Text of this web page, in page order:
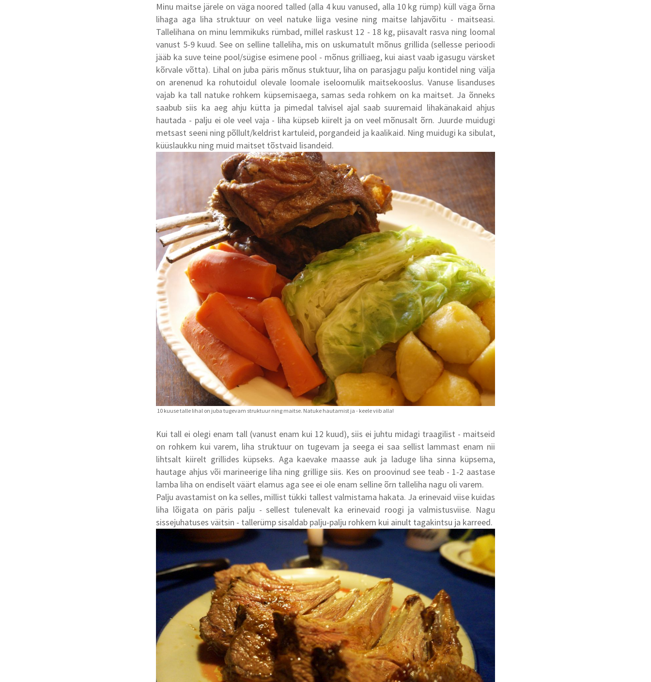
Minu maitse järele on väga noored talled (alla 4 kuu vanused, alla 10 kg rümp) küll väga õrna
lihaga aga liha struktuur on veel natuke liiga vesine ning maitse lahjavõitu - maitseasi.
Tallelihana on minu lemmikuks rümbad, millel raskust 12 - 18 kg, piisavalt rasva ning loomal
vanust 5-9 kuud. See on selline talleliha, mis on uskumatult mõnus grillida (sellesse perioodi
jääb ka suve teine pool/sügise esimene pool - mõnus grilliaeg, kui aiast vaab igasugu värsket
kõrvale võtta). Lihal on juba päris mõnus stuktuur, liha on parasjagu palju kontidel ning välja
on arenenud ka rohutoidul olevale loomale iseloomulik maitsekooslus. Vanuse lisanduses
vajab ka tall natuke rohkem küpsemisaega, samas seda rohkem on ka maitset. Ja õnneks
saabub siis ka aeg ahju kütta ja pimedal talvisel ajal saab suuremaid lihakänakaid ahjus
hautada - palju ei ole veel vaja - liha küpseb kiirelt ja on veel mõnusalt õrn. Juurde muidugi
metsast seeni ning põllult/keldrist kartuleid, porgandeid ja kaalikaid. Ning muidugi ka sibulat,
küüslaukku ning muid maitset tõstvaid lisandeid.
Kui tall ei olegi enam tall (vanust enam kui 12 kuud), siis ei juhtu midagi traagilist - maitseid
on rohkem kui varem, liha struktuur on tugevam ja seega ei saa sellist lammast enam nii
lihtsalt kiirelt grillides küpseks. Aga kaevake maasse auk ja laduge liha sinna küpsema,
hautage ahjus või marineerige liha ning grillige siis. Kes on proovinud see teab - 1-2 aastase
lamba liha on endiselt väärt elamus aga see ei ole enam selline õrn talleliha nagu oli varem.
Palju avastamist on ka selles, millist tükki tallest valmistama hakata. Ja erinevaid viise kuidas
liha lõigata on päris palju - sellest tulenevalt ka erinevaid roogi ja valmistusviise. Nagu
sissejuhatuses väitsin - tallerümp sisaldab palju-palju rohkem kui ainult tagakintsu ja karreed.